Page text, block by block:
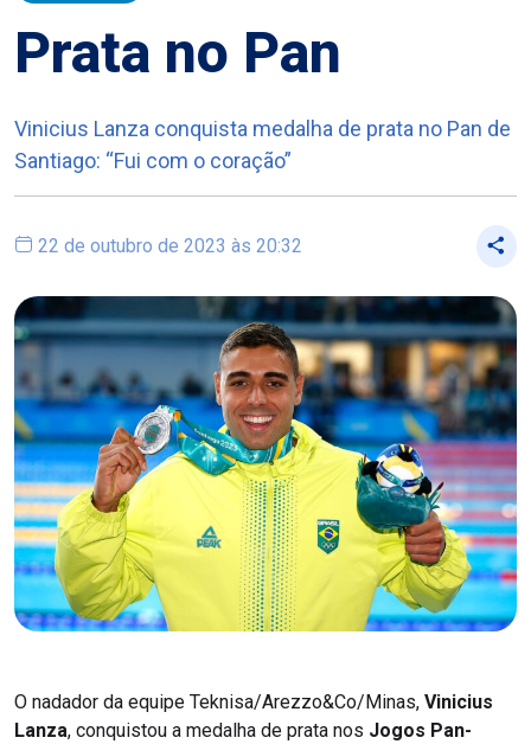
Prata no Pan
Vinicius Lanza conquista medalha de prata no Pan de
Santiago: “Fui com o coração”
22 de outubro de 2023 às 20:32
O nadador da equipe Teknisa/Arezzo&Co/Minas, Vinicius
Lanza, conquistou a medalha de prata nos Jogos Pan-